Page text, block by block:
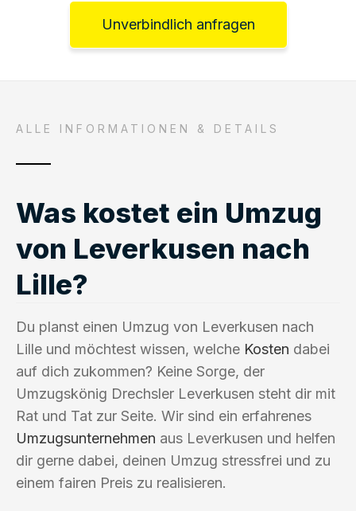
Unverbindlich anfragen
ALLE INFORMATIONEN & DETAILS
Was kostet ein Umzug
von Leverkusen nach
Lille?
Du planst einen Umzug von Leverkusen nach
Lille und möchtest wissen, welche Kosten dabei
auf dich zukommen? Keine Sorge, der
Umzugskönig Drechsler Leverkusen steht dir mit
Rat und Tat zur Seite. Wir sind ein erfahrenes
Umzugsunternehmen aus Leverkusen und helfen
dir gerne dabei, deinen Umzug stressfrei und zu
einem fairen Preis zu realisieren.